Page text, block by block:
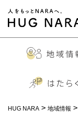
HUG NARA > 地域情報 >